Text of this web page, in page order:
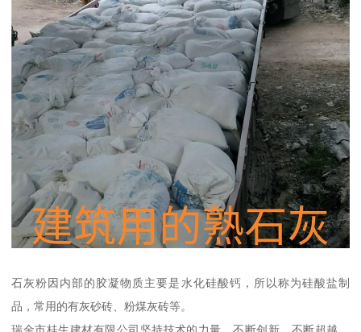
石灰粉因内部的胶凝物质主要是水化硅酸钙，所以称为硅酸盐制
品，常用的有灰砂砖、粉煤灰砖等。
瑞金市桂生建材有限公司坚持技术的力量、不断创新、不断超越，